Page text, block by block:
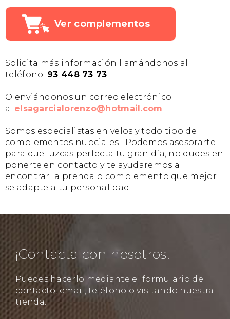
Ver complementos
Solicita más información llamándonos al
teléfono: 93 448 73 73
O enviándonos un correo electrónico
a: elsagarcialorenzo@hotmail.com
Somos especialistas en velos y todo tipo de
complementos nupciales . Podemos asesorarte
para que luzcas perfecta tu gran día, no dudes en
ponerte en contacto y te ayudaremos a
encontrar la prenda o complemento que mejor
se adapte a tu personalidad.
¡Contacta con nosotros!
Puedes hacerlo mediante el formulario de
contacto, email, teléfono o visitando nuestra
tienda.